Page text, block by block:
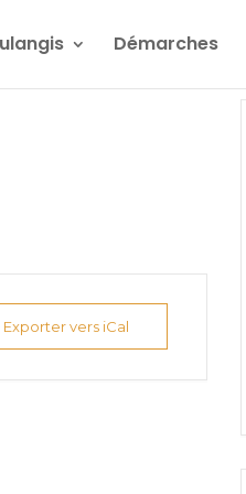
Démarches
Exporter vers iCal